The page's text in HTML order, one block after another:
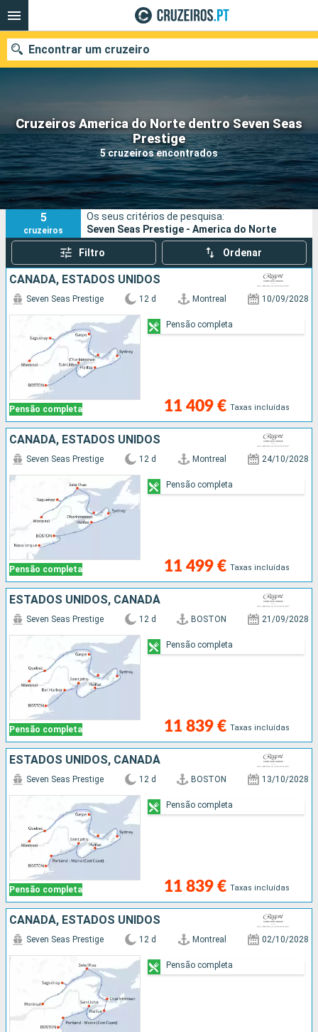
Cruzeiros America do Norte dentro Seven Seas
Prestige
5 cruzeiros encontrados
Encontrar um cruzeiro
Quando ir?
Data de partida
Portos Companhias
Pesquisar
5
cruzeiros
Os seus critérios de pesquisa:
Seven Seas Prestige - America do Norte
Filtro Ordenar
CANADÁ, ESTADOS UNIDOS
Pensão completa
Seven Seas Prestige 12 d Montreal 10/09/2028
11 409 € Taxas incluídas
Pensão completa
CANADÁ, ESTADOS UNIDOS
Pensão completa
Seven Seas Prestige 12 d Montreal 24/10/2028
11 499 € Taxas incluídas
Pensão completa
ESTADOS UNIDOS, CANADÁ
Pensão completa
Seven Seas Prestige 12 d BOSTON 21/09/2028
11 839 € Taxas incluídas
Pensão completa
ESTADOS UNIDOS, CANADÁ
Pensão completa
Seven Seas Prestige 12 d BOSTON 13/10/2028
11 839 € Taxas incluídas
Pensão completa
CANADÁ, ESTADOS UNIDOS
Seven Seas Prestige 12 d Montreal 02/10/2028
Pensão completa